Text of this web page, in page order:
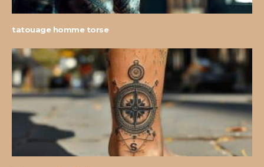
tatouage homme torse